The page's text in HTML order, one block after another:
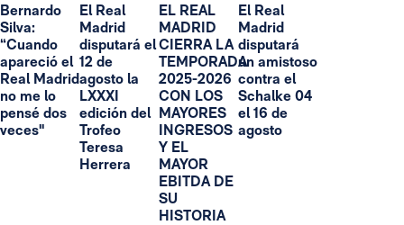
Bernardo
Silva:
“Cuando
apareció el
Real Madrid
no me lo
pensé dos
veces"
El Real
Madrid
disputará el
12 de
agosto la
LXXXI
edición del
Trofeo
Teresa
Herrera
EL REAL
MADRID
CIERRA LA
TEMPORADA
2025-2026
CON LOS
MAYORES
INGRESOS
Y EL
MAYOR
EBITDA DE
SU
HISTORIA
El Real
Madrid
disputará
un amistoso
contra el
Schalke 04
el 16 de
agosto